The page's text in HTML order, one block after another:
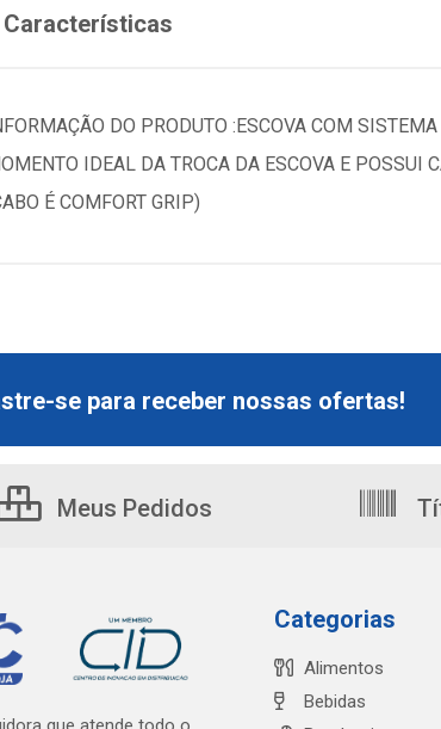
Características
DO PRODUTO :ESCOVA COM
IDEAL DA TROCA DA ESCOVA E POSSUI
É COMFORT GRIP)
se para receber nossas ofertas!
Meus Pedidos
Categorias
Alimentos
Bebidas